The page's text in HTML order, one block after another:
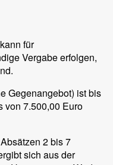
für
Vergabe erfolgen,
Gegenangebot) ist bis
von 7.500,00 Euro
2 bis 7
sich aus der